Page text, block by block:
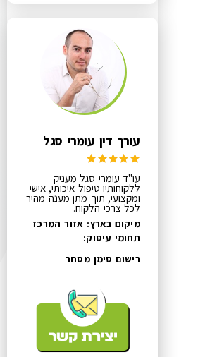
עורך דין עומרי סגל
עו"ד עומרי סגל מעניק
ללקוחותיו טיפול איכותי, אישי
ומקצועי, תוך מתן מענה מהיר
לכל צרכי הלקוח.
מיקום בארץ: אזור המרכז
תחומי עיסוק:
רישום סימן מסחר